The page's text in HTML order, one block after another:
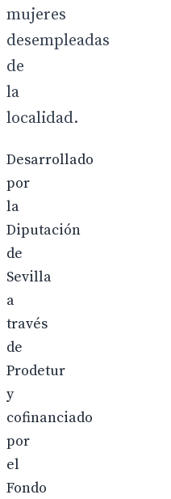
mujeres
desempleadas
de
la
localidad.
Desarrollado
por
la
Diputación
de
Sevilla
a
través
de
Prodetur
y
cofinanciado
por
el
Fondo